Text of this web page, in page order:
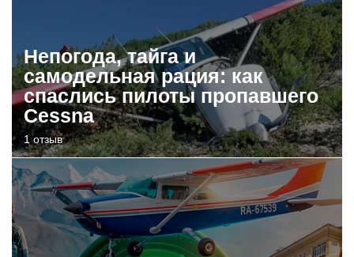
Непогода, тайга и
самодельная рация: как
спаслись пилоты пропавшего
Cessna
1 отзыв